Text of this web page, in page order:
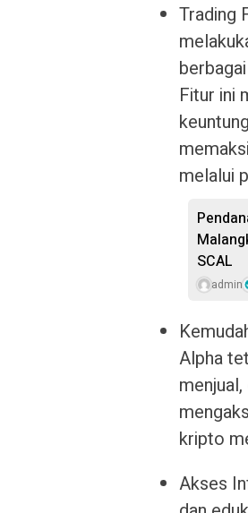
Trading
Fitur ini
melalui
SCAL
admin
Alpha
kripto
Akses